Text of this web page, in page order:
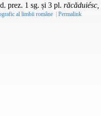
prez. 1 sg. și 3 pl. răcăduiésc,
al limbii române | Permalink